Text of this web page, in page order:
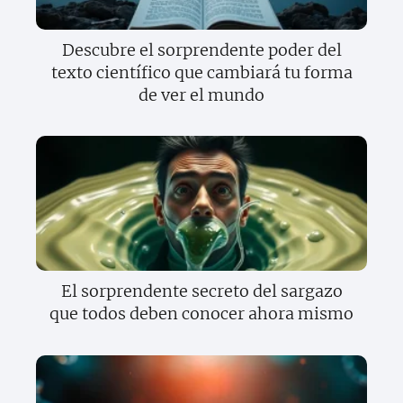
Descubre el sorprendente poder del
texto científico que cambiará tu forma
de ver el mundo
El sorprendente secreto del sargazo
que todos deben conocer ahora mismo